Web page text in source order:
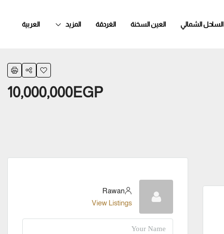
الساحل الشمالي العين السخنة الغردقة المزيد العربية
10,000,000EGP
Rawan
View Listings